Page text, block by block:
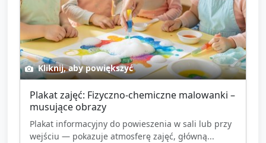
Kliknij, aby powiększyć
Plakat zajęć: Fizyczno‑chemiczne malowanki –
musujące obrazy
Plakat informacyjny do powieszenia w sali lub przy
wejściu — pokazuje atmosferę zajęć, główną...